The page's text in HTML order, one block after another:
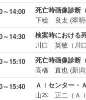
～14:00
死亡時画像診断
下総 良太 (翠
～14:30
検案時における
川口 英敏（川
～15:10
死亡時画像診断
高橋 直也 (新潟
～15:40
Ａｉセンター・
山本 正二（Ａ